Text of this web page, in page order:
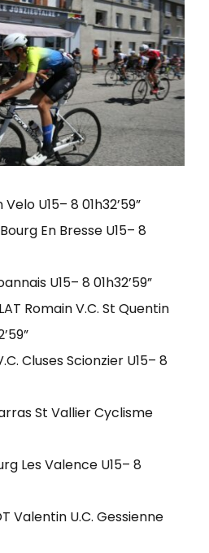
U15– 8 01h32’59”
En Bresse U15– 8
U15– 8 01h32’59”
Romain V.C. St Quentin
Cluses Scionzier U15– 8
St Vallier Cyclisme
Les Valence U15– 8
Valentin U.C. Gessienne